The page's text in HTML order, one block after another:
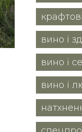
вино і
вино і
вино і